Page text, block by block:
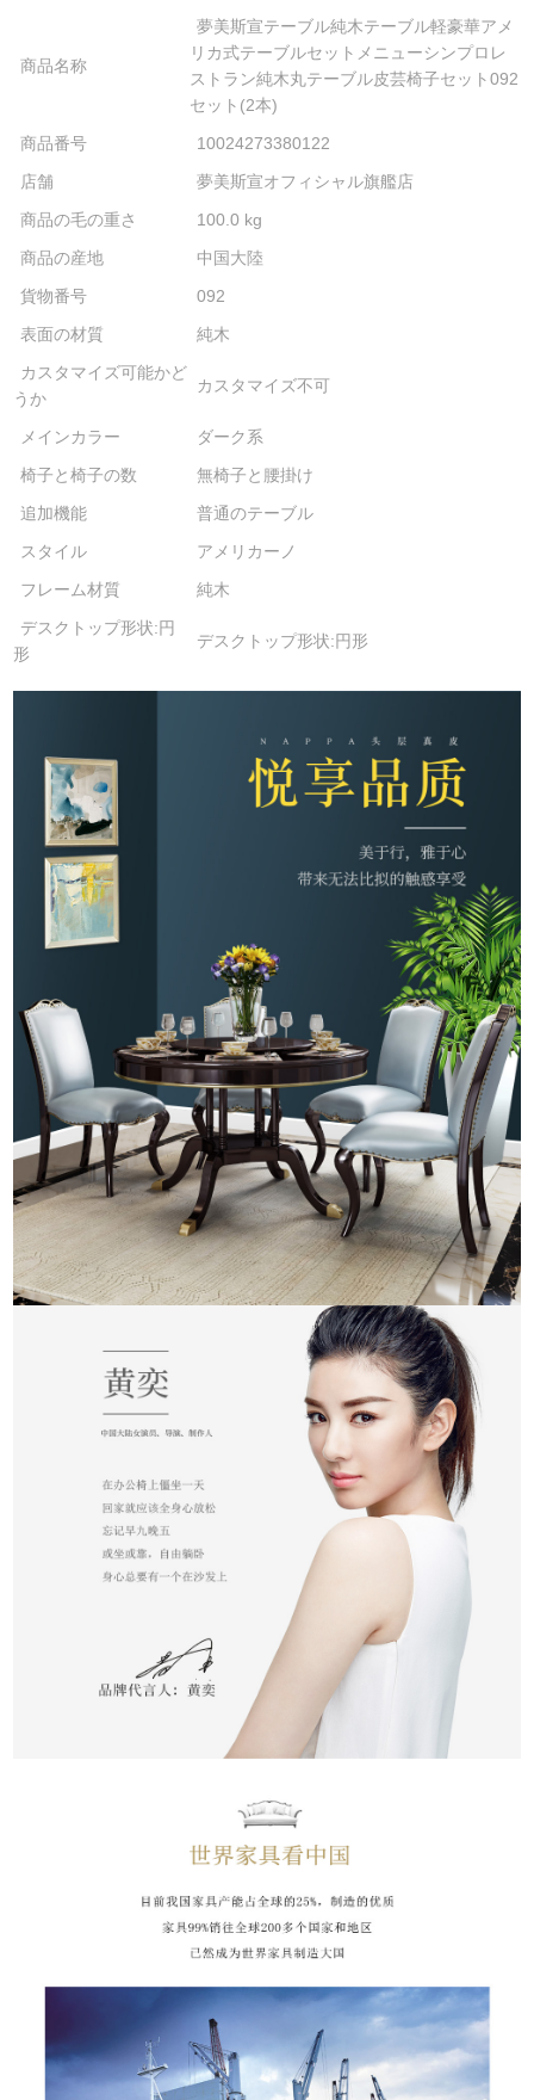
商品名称
夢美斯宣テーブル純木テーブル軽豪華アメ
リカ式テーブルセットメニューシンプロレ
ストラン純木丸テーブル皮芸椅子セット092
セット(2本)
商品番号
10024273380122
店舗
夢美斯宣オフィシャル旗艦店
商品の毛の重さ
100.0 kg
商品の産地
中国大陸
貨物番号
092
表面の材質
純木
カスタマイズ可能かど
うか
カスタマイズ不可
メインカラー
ダーク系
椅子と椅子の数
無椅子と腰掛け
追加機能
普通のテーブル
スタイル
アメリカーノ
フレーム材質
純木
デスクトップ形状:円
形
デスクトップ形状:円形